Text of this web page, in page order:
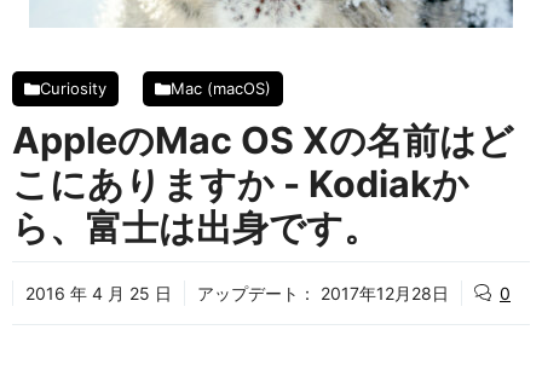
す
Curiosity Mac (macOS)
AppleのMac OS Xの名前はど
こにありますか - Kodiakか
ら、富士は出身です。
2016 年 4 月 25 日 アップデート： 2017年12月28日 0